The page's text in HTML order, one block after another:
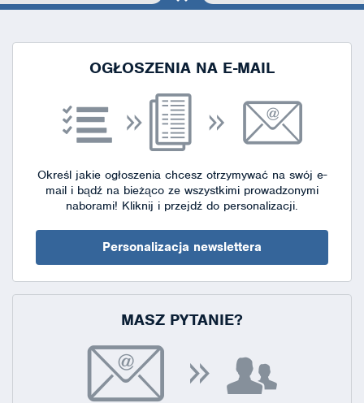
na górę
OGŁOSZENIA NA E-MAIL
Określ jakie ogłoszenia chcesz otrzymywać na swój e-
mail i bądź na bieżąco ze wszystkimi prowadzonymi
naborami! Kliknij i przejdź do personalizacji.
Personalizacja newslettera
MASZ PYTANIE?